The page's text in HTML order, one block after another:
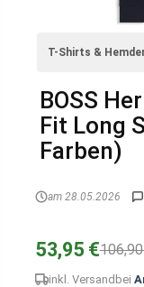
T-Shirts &
BOSS
Fit Long
Farben)
am 28.05.2026
53,95 €
inkl. Versand bei